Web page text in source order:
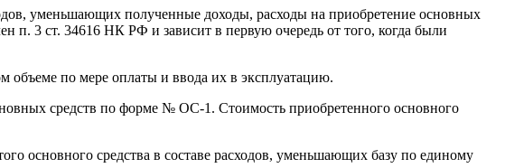
уменьшающих полученные доходы, расходы на приобретение основных
п. 3 ст. 34616 НК РФ и зависит в первую очередь от того, когда были
объеме по мере оплаты и ввода их в эксплуатацию.
средств по форме № ОС-1. Стоимость приобретенного основного
основного средства в составе расходов, уменьшающих базу по единому